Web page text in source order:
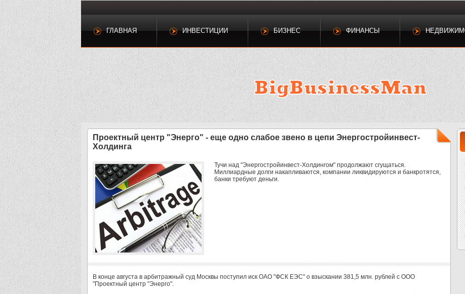
ГЛАВНАЯ ИНВЕСТИЦИИ БИЗНЕС ФИНАНСЫ
Проектный центр "Энерго" - еще одно слабое звено в цепи Энергостройинвест-
Холдинга
Тучи над "Энергостройинвест-Холдингом" продолжают сгущаться.
Миллиардные долги накапливаются, компании ликвидируются и банкротятся,
банки требуют деньги.
В конце августа в арбитражный суд Москвы поступил иск ОАО "ФСК ЕЭС" о взыскании 381,5 млн. рублей с ООО
"Проектный центр "Энерго".